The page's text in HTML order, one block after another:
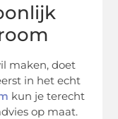
maken, doet
in het echt
kun je terecht
op maat.